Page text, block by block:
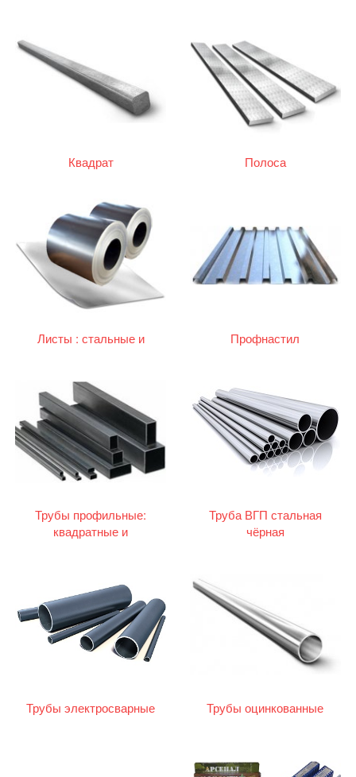
Квадрат Полоса
Листы : стальные и
Профнастил
Трубы профильные:
квадратные и
Труба ВГП стальная
чёрная
Трубы электросварные Трубы оцинкованные